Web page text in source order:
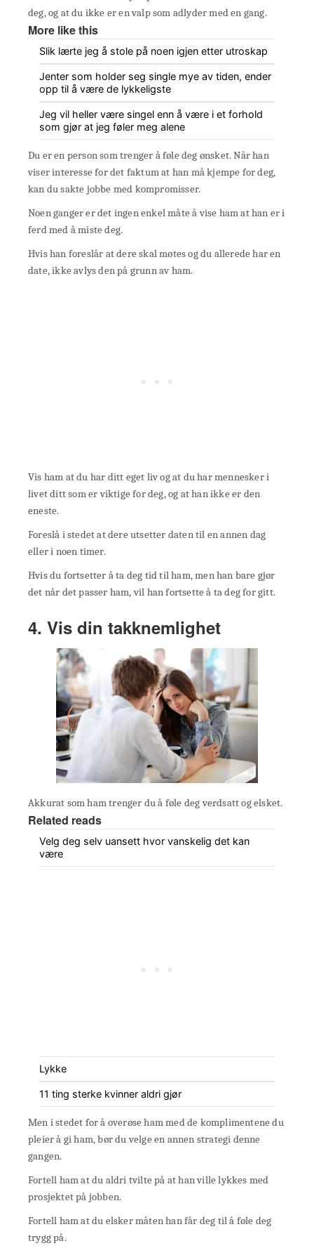
deg, og at du ikke er en valp som adlyder med en gang.
More like this
Slik lærte jeg å stole på noen igjen etter utroskap
Jenter som holder seg single mye av tiden, ender
opp til å være de lykkeligste
Jeg vil heller være singel enn å være i et forhold
som gjør at jeg føler meg alene
Du er en person som trenger å føle deg ønsket. Når han
viser interesse for det faktum at han må kjempe for deg,
kan du sakte jobbe med kompromisser.
Noen ganger er det ingen enkel måte å vise ham at han er i
ferd med å miste deg.
Hvis han foreslår at dere skal møtes og du allerede har en
date, ikke avlys den på grunn av ham.
Vis ham at du har ditt eget liv og at du har mennesker i
livet ditt som er viktige for deg, og at han ikke er den
eneste.
Foreslå i stedet at dere utsetter daten til en annen dag
eller i noen timer.
Hvis du fortsetter å ta deg tid til ham, men han bare gjør
det når det passer ham, vil han fortsette å ta deg for gitt.
4. Vis din takknemlighet
Akkurat som ham trenger du å føle deg verdsatt og elsket.
Related reads
Velg deg selv uansett hvor vanskelig det kan
være
Lykke
11 ting sterke kvinner aldri gjør
Men i stedet for å overøse ham med de komplimentene du
pleier å gi ham, bør du velge en annen strategi denne
gangen.
Fortell ham at du aldri tvilte på at han ville lykkes med
prosjektet på jobben.
Fortell ham at du elsker måten han får deg til å føle deg
trygg på.